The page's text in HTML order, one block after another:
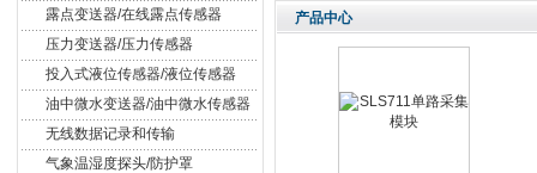
露点变送器/在线露点传感器
压力变送器/压力传感器
投入式液位传感器/液位传感器
油中微水变送器/油中微水传感器
无线数据记录和传输
气象温湿度探头/防护罩
产品中心